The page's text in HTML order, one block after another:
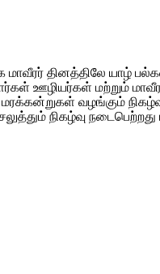
தினத்திலே யாழ்
ஊழியர்கள் மற்றும்
வழங்கும்
நிகழ்வு